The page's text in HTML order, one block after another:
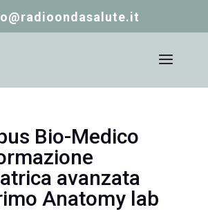
Bio-Medico
avanzata
Anatomy lab